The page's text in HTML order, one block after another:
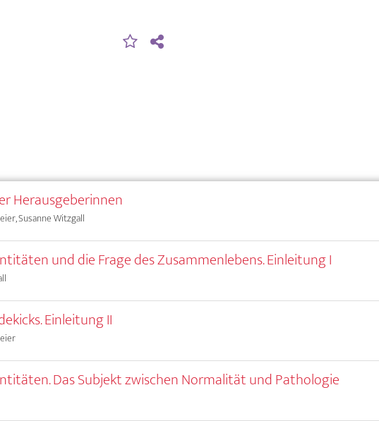
Herausgeberinnen
Susanne Witzgall
und die Frage des Zusammenlebens. Einleitung I
Einleitung II
Das Subjekt zwischen Normalität und Pathologie